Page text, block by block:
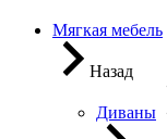
Мягкая мебель
Назад
Диваны